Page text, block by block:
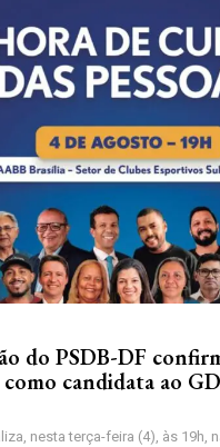
do PSDB-DF
candidata ao
nesta terça-feira (4), às 19h,